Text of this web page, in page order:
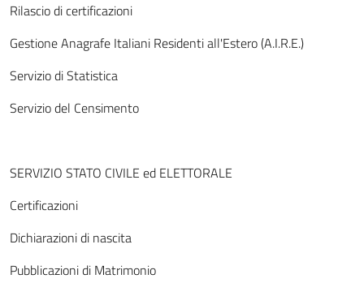
Rilascio di certificazioni
Gestione Anagrafe Italiani Residenti all'Estero (A.I.R.E.)
Servizio di Statistica
Servizio del Censimento
SERVIZIO STATO CIVILE ed ELETTORALE
Certificazioni
Dichiarazioni di nascita
Pubblicazioni di Matrimonio